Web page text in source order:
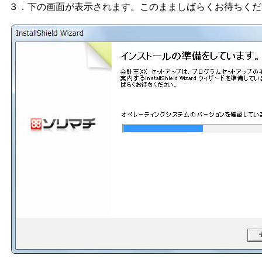
３．下の画面が表示されます。このまましばらくお待ちく